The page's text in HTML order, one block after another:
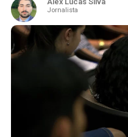
Jornalista